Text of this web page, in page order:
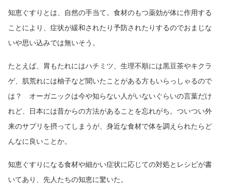
知恵ぐすりとは、自然の手当て。食材のもつ薬効が体に作用する
ことにより、症状が緩和されたり予防されたりするのでおまじな
いや思い込みでは無いそう。
たとえば、胃もたれにはハチミツ、生理不順には黒豆茶やキクラ
ゲ、肌荒れには柚子など聞いたことがある方もいらっしゃるので
は？ オーガニックは今や知らない人がいないぐらいの言葉だけ
れど、日本には昔からの方法があることを忘れがち。ついつい外
来のサプリを摂ってしまうが、身近な食材で体を調えられたらど
んなに良いことか。
知恵ぐすりになる食材や細かい症状に応じての対処とレシピが書
いてあり、先人たちの知恵に驚いた。